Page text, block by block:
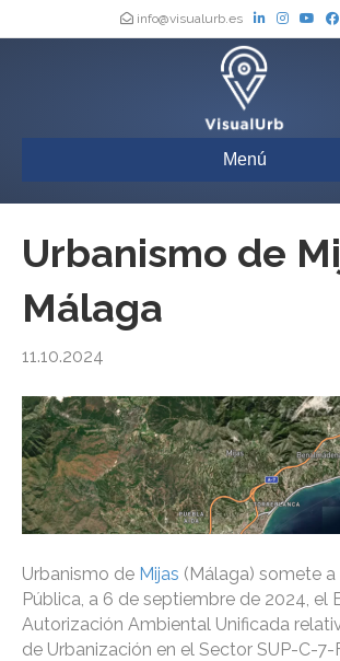
info@visualurb.es
Menú
Urbanismo de
Málaga
11.10.2024
Urbanismo de Mijas (Málaga) somete
Pública, a 6 de septiembre de 2024, el
Autorización Ambiental Unificada
de Urbanización en el Sector SUP-C-7-